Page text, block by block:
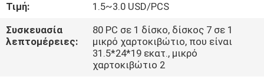
ΕΠΑΦΉ
ΜΕ
Τιμή:
1.5~3.0 USD/PCS
Συσκευασία
λεπτομέρειες:
80 PC σε 1 δίσκο, δίσκος 7 σε 1
μικρό χαρτοκιβώτιο, που είναι
31.5*24*19 εκατ., μικρό
χαρτοκιβώτιο 2